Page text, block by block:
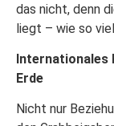
das nicht, denn
liegt – wie so
Internationales
Erde
Nicht nur